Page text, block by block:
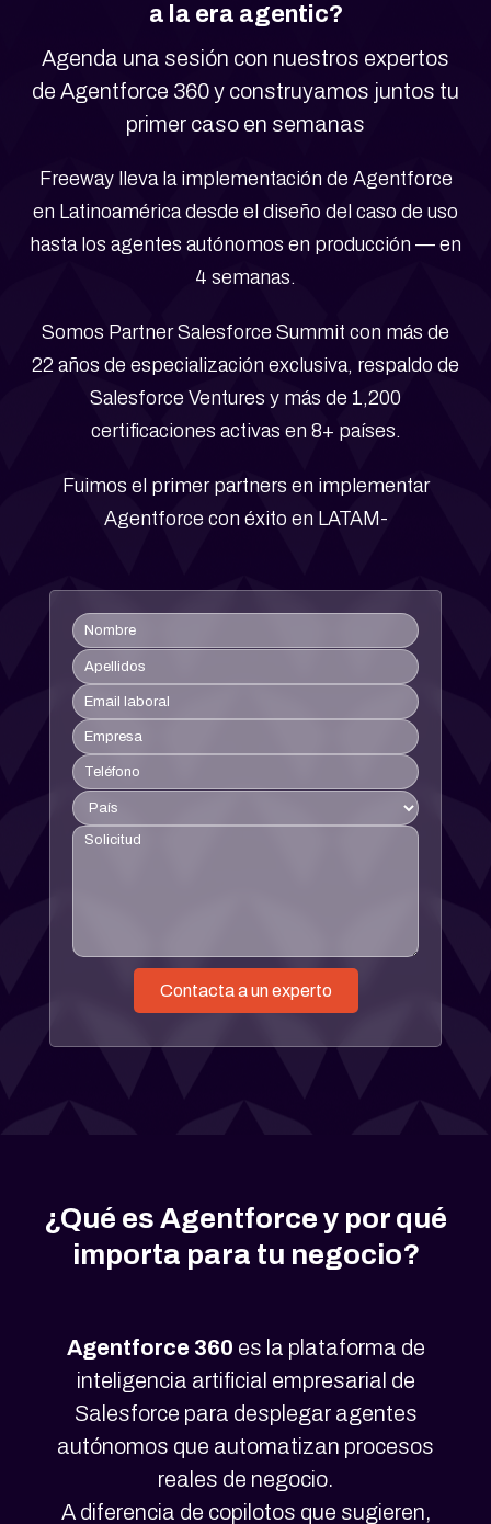
a la era agentic?
Agenda una sesión con nuestros expertos
de Agentforce 360 y construyamos juntos tu
primer caso en semanas
Freeway lleva la implementación de Agentforce
en Latinoamérica desde el diseño del caso de uso
hasta los agentes autónomos en producción — en
4 semanas.
Somos Partner Salesforce Summit con más de
22 años de especialización exclusiva, respaldo de
Salesforce Ventures y más de 1,200
certificaciones activas en 8+ países.
Fuimos el primer partners en implementar
Agentforce con éxito en LATAM-
¿Qué es Agentforce y por qué
importa para tu negocio?
Agentforce 360 es la plataforma de
inteligencia artificial empresarial de
Salesforce para desplegar agentes
autónomos que automatizan procesos
reales de negocio.
A diferencia de copilotos que sugieren,